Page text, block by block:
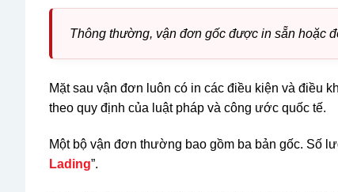
Thông thường, vận đơn gốc được in sẵn hoặc
Mặt sau vận đơn luôn có in các điều kiện và điều
theo quy định của luật pháp và công ước quốc tế.
Một bộ vận đơn thường bao gồm ba bản gốc. Số
Lading”.